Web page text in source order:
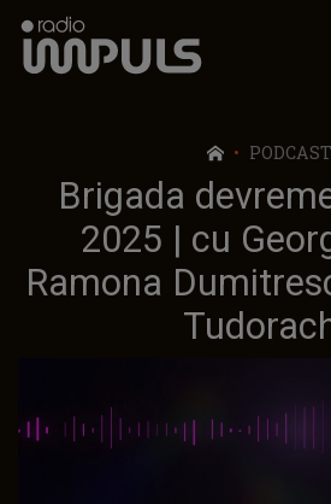
Radio Impuls
PODCAST
Brigada
2025 | cu
Ramona